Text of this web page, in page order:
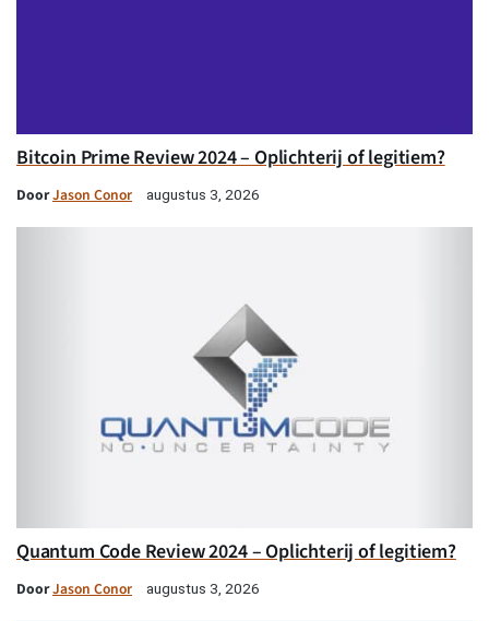
Bitcoin Prime Review 2024 – Oplichterij of legitiem?
DoorJason Conor augustus 3, 2026
Quantum Code Review 2024 – Oplichterij of legitiem?
DoorJason Conor augustus 3, 2026